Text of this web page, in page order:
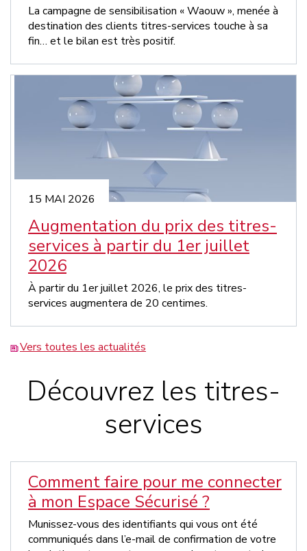
La campagne de sensibilisation « Waouw », menée à
destination des clients titres-services touche à sa
fin… et le bilan est très positif.
15 MAI 2026
Augmentation du prix des titres-
services à partir du 1er juillet
2026
À partir du 1er juillet 2026, le prix des titres-
services augmentera de 20 centimes.
Vers toutes les actualités
Découvrez les titres-
services
Comment faire pour me connecter
à mon Espace Sécurisé ?
Munissez-vous des identifiants qui vous ont été
communiqués dans l’e-mail de confirmation de votre